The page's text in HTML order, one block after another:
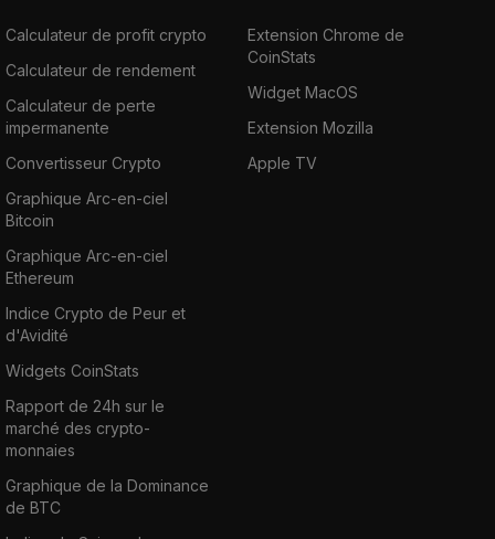
Calculateur de profit crypto
Calculateur de rendement
Calculateur de perte
impermanente
Convertisseur Crypto
Graphique Arc-en-ciel
Bitcoin
Graphique Arc-en-ciel
Ethereum
Indice Crypto de Peur et
d'Avidité
Widgets CoinStats
Rapport de 24h sur le
marché des crypto-
monnaies
Graphique de la Dominance
de BTC
Extension Chrome de
CoinStats
Widget MacOS
Extension Mozilla
Apple TV